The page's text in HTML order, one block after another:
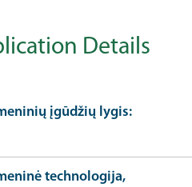
Details
įgūdžių lygis
technologija,